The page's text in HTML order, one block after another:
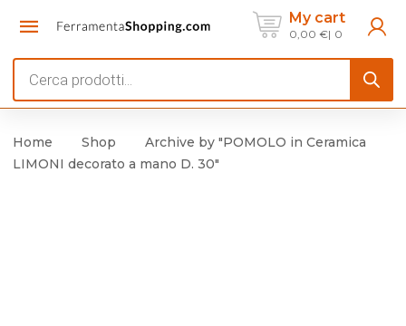
My cart
0,00 € 0
search
Home Shop
Archive by "POMOLO in Ceramica
LIMONI decorato a mano D. 30"